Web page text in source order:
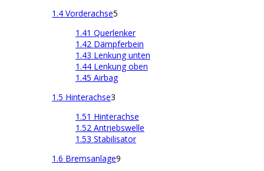
1.4 Vorderachse5
1.41 Querlenker
1.42 Dämpferbein
1.43 Lenkung unten
1.44 Lenkung oben
1.45 Airbag
1.5 Hinterachse3
1.51 Hinterachse
1.52 Antriebswelle
1.53 Stabilisator
1.6 Bremsanlage9